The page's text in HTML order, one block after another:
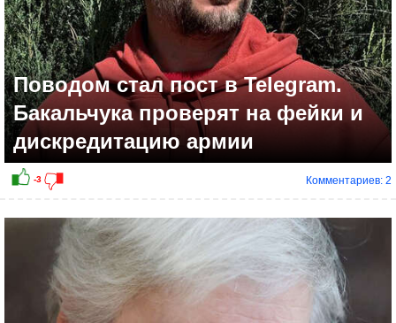
Поводом стал пост в Telegram.
Бакальчука проверят на фейки и
дискредитацию армии
Комментариев: 2